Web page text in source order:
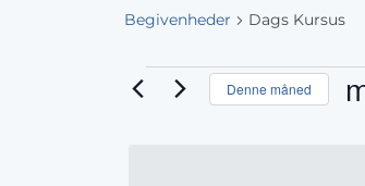
Begivenheder Dags Kursus
Begivenheder
Denne måned